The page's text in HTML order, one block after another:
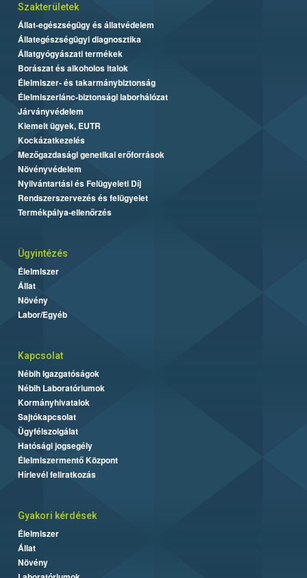
Szakterületek
Állat-egészségügy és állatvédelem
Állategészségügyi diagnosztika
Állatgyógyászati termékek
Borászat és alkoholos italok
Élelmiszer- és takarmánybiztonság
Élelmiszerlánc-biztonsági laborhálózat
Járványvédelem
Kiemelt ügyek, EUTR
Kockázatkezelés
Mezőgazdasági genetikai erőforrások
Növényvédelem
Nyilvántartási és Felügyeleti Díj
Rendszerszervezés és felügyelet
Termékpálya-ellenőrzés
Ügyintézés
Élelmiszer
Állat
Növény
Labor/Egyéb
Kapcsolat
Nébih Igazgatóságok
Nébih Laboratóriumok
Kormányhivatalok
Sajtókapcsolat
Ügyfélszolgálat
Hatósági jogsegély
Élelmiszermentő Központ
Hírlevél feliratkozás
Gyakori kérdések
Élelmiszer
Állat
Növény